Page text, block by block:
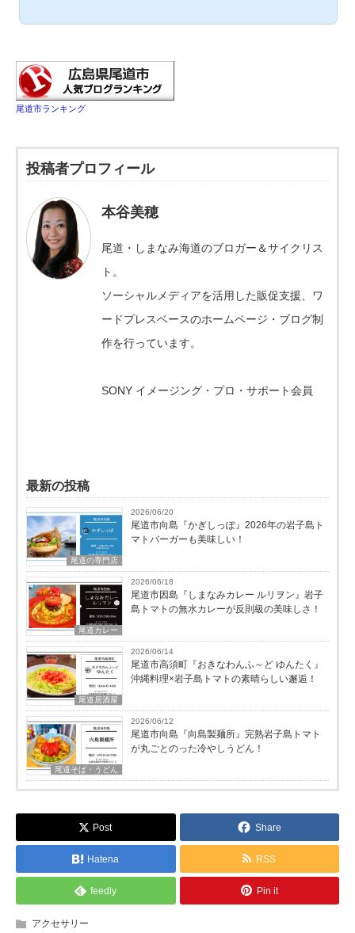
ツ）に出会うまでは、ほんっとぉーに痛かった！スポーツバイ
パンツをご紹介しますね。初心者自転車女子の皆さまの参考に
なれば幸いです^^ スポーツバイクのレーパン選びは...
尾道市ランキング
投稿者プロフィール
本谷美穂
尾道・しまなみ海道のブロガー＆サイクリス
ト。
ソーシャルメディアを活用した販促支援、ワ
ードプレスベースのホームページ・ブログ制
作を行っています。
SONY イメージング・プロ・サポート会員
最新の投稿
尾道の専門店
2026/06/20
尾道市向島『かぎしっぽ』2026年の岩子島ト
マトバーガーも美味しい！
尾道カレー
2026/06/18
尾道市因島『しまなみカレー ルリヲン』岩子
島トマトの無水カレーが反則級の美味しさ！
尾道居酒屋
2026/06/14
尾道市高須町『おきなわんふ～ど ゆんたく』
沖縄料理×岩子島トマトの素晴らしい邂逅！
尾道そば・うどん
2026/06/12
尾道市向島『向島製麺所』完熟岩子島トマト
が丸ごとのった冷やしうどん！
Post Share
Hatena RSS
feedly Pin it
アクセサリー